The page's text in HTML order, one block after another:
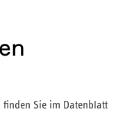
Sie im Datenblatt